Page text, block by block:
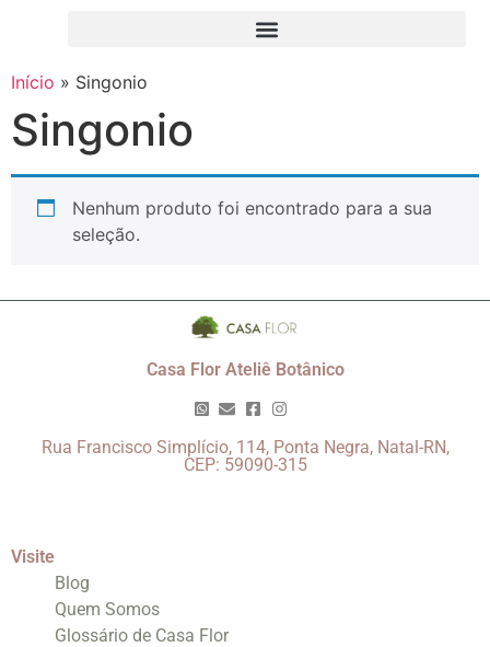
Início » Singonio
Singonio
Nenhum produto foi encontrado para a sua
seleção.
Casa Flor Ateliê Botânico
Rua Francisco Simplício, 114, Ponta Negra, Natal-RN,
CEP: 59090-315
Visite
Blog
Quem Somos
Glossário de Casa Flor